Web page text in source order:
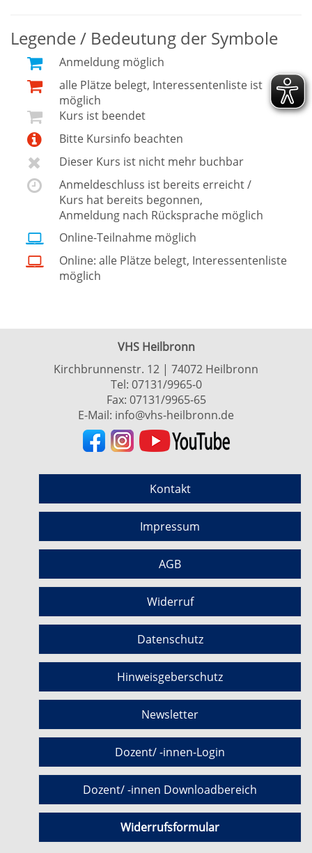
Legende / Bedeutung der Symbole
Anmeldung möglich
alle Plätze belegt, Interessentenliste ist
möglich
Kurs ist beendet
Bitte Kursinfo beachten
Dieser Kurs ist nicht mehr buchbar
Anmeldeschluss ist bereits erreicht /
Kurs hat bereits begonnen,
Anmeldung nach Rücksprache möglich
Online-Teilnahme möglich
Online: alle Plätze belegt, Interessentenliste
möglich
VHS Heilbronn
Kirchbrunnenstr. 12 | 74072 Heilbronn
Tel: 07131/9965-0
Fax: 07131/9965-65
E-Mail: info@vhs-heilbronn.de
Kontakt
Impressum
AGB
Widerruf
Datenschutz
Hinweisgeberschutz
Newsletter
Dozent/ -innen-Login
Dozent/ -innen Downloadbereich
Widerrufsformular